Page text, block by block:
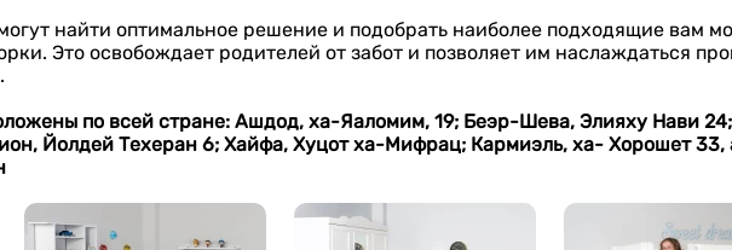
найти оптимальное решение и подобрать наиболее подходящие вам
Это освобождает родителей от забот и позволяет им наслаждаться
по всей стране: Ашдод, ха-Яаломим, 19; Беэр-Шева, Элияху Нави
Йолдей Техеран 6;Хайфа, Хуцот ха-Мифрац; Кармиэль, ха- Хорошет 33,